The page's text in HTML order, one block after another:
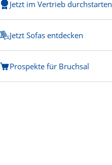
Jetzt im Vertrieb durchstarten
Jetzt Sofas entdecken
Prospekte für Bruchsal